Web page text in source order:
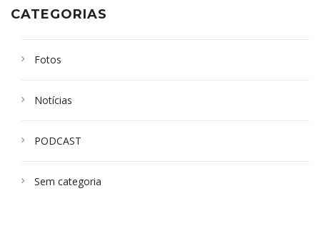
CATEGORIAS
Fotos
Notícias
PODCAST
Sem categoria